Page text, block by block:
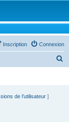
Connexion
Inscription
de l’utilisateur ]